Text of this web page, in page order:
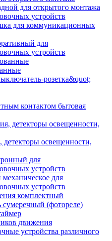
для открытого монтажа
устройств
для коммуникационных
для
устройств
розетка&quot;
контактом бытовая
освещенности,
для
устройств
для
устройств
комплектный
(фотореле)
движения